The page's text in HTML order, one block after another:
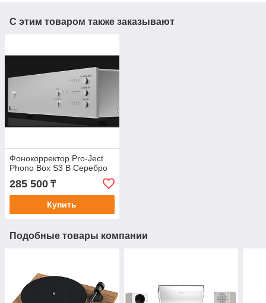
С этим товаром также заказывают
Фонокорректор Pro-Ject
Phono Box S3 В Серебро
285 500 ₸
Купить
Подобные товары компании